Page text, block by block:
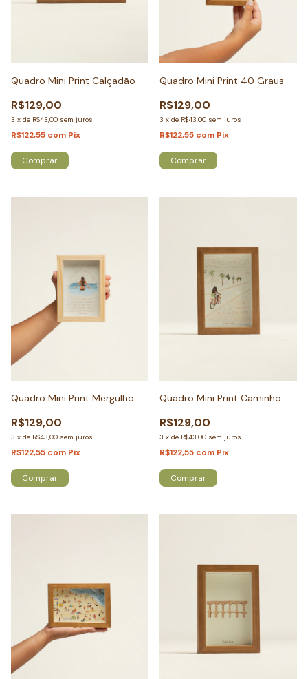
Quadro Mini Print Calçadão
R$129,00
3 x de R$43,00 sem juros
R$122,55 com Pix
Comprar
Quadro Mini Print 40 Graus
R$129,00
3 x de R$43,00 sem juros
R$122,55 com Pix
Comprar
Quadro Mini Print Mergulho
R$129,00
3 x de R$43,00 sem juros
R$122,55 com Pix
Comprar
Quadro Mini Print Caminho
R$129,00
3 x de R$43,00 sem juros
R$122,55 com Pix
Comprar